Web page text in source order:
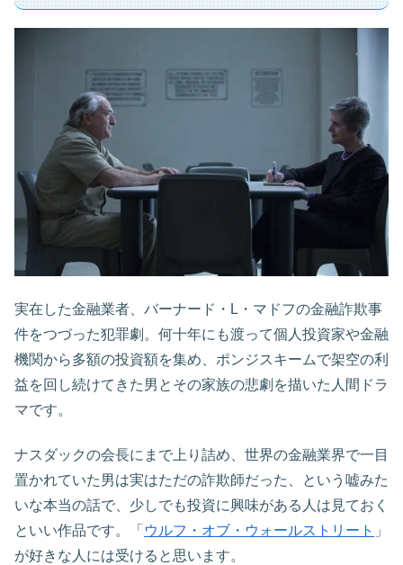
実在した金融業者、バーナード・L・マドフの金融詐欺事
件をつづった犯罪劇。何十年にも渡って個人投資家や金融
機関から多額の投資額を集め、ポンジスキームで架空の利
益を回し続けてきた男とその家族の悲劇を描いた人間ドラ
マです。
ナスダックの会長にまで上り詰め、世界の金融業界で一目
置かれていた男は実はただの詐欺師だった、という嘘みた
いな本当の話で、少しでも投資に興味がある人は見ておく
といい作品です。「 ウルフ・オブ・ウォールストリート 」
が好きな人には受けると思います。